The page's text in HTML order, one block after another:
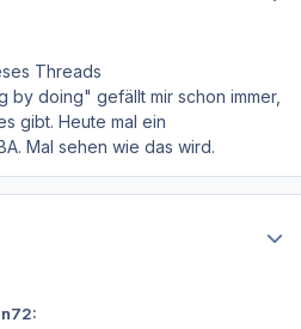
Threads
by doing" gefällt mir schon immer,
gibt. Heute mal ein
Mal sehen wie das wird.